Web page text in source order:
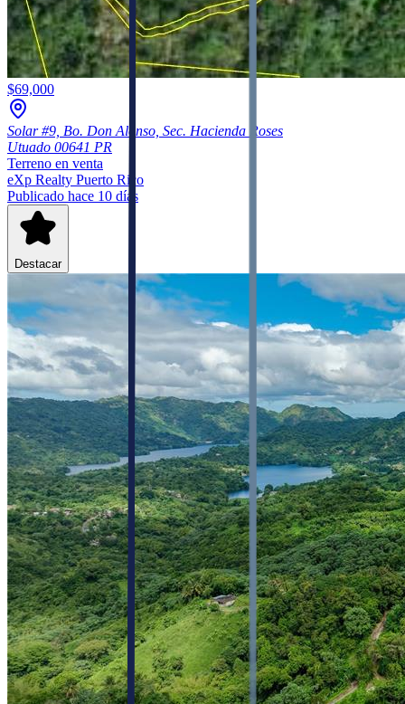
$69,000
Solar #9, Bo. Don Alonso, Sec. Hacienda Roses
Utuado 00641 PR
Terreno en venta
eXp Realty Puerto Rico
Publicado hace 10 días
Destacar